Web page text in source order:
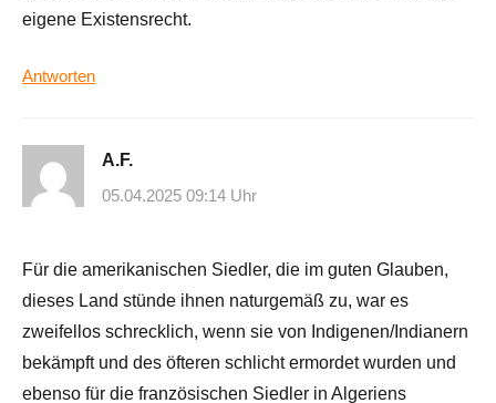
eigene Existensrecht.
Antworten
A.F.
05.04.2025 09:14 Uhr
Für die amerikanischen Siedler, die im guten Glauben,
dieses Land stünde ihnen naturgemäß zu, war es
zweifellos schrecklich, wenn sie von Indigenen/Indianern
bekämpft und des öfteren schlicht ermordet wurden und
ebenso für die französischen Siedler in Algeriens